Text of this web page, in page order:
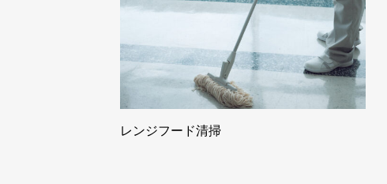
レンジフード清掃